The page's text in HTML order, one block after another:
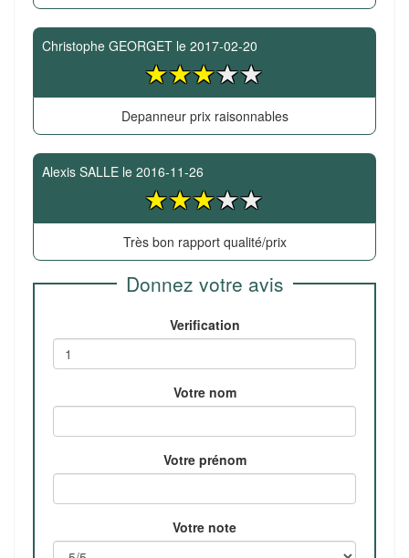
Christophe GEORGET le 2017-02-20
Depanneur prix raisonnables
Alexis SALLE le 2016-11-26
Très bon rapport qualité/prix
Donnez votre avis
Verification
Votre nom
Votre prénom
Votre note